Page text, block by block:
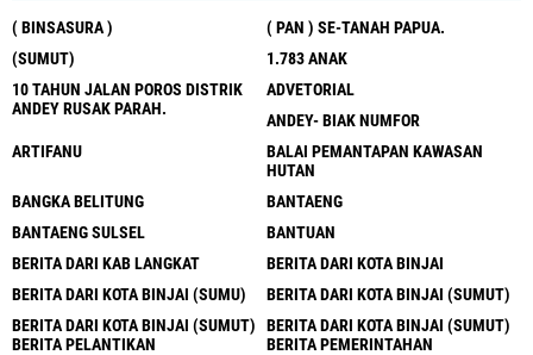
( BINSASURA )
( PAN ) SE-TANAH PAPUA.
(SUMUT)
1.783 ANAK
10 TAHUN JALAN POROS DISTRIK
ANDEY RUSAK PARAH.
ADVETORIAL
ANDEY- BIAK NUMFOR
ARTIFANU
BALAI PEMANTAPAN KAWASAN
HUTAN
BANGKA BELITUNG
BANTAENG
BANTAENG SULSEL
BANTUAN
BERITA DARI KAB LANGKAT
BERITA DARI KOTA BINJAI
BERITA DARI KOTA BINJAI (SUMU)
BERITA DARI KOTA BINJAI (SUMUT)
BERITA DARI KOTA BINJAI (SUMUT)
BERITA PELANTIKAN
BERITA DARI KOTA BINJAI (SUMUT)
BERITA PEMERINTAHAN